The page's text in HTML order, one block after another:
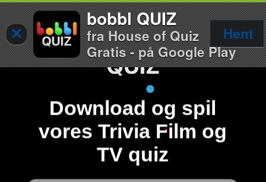
×
bobbl QUIZ
fra House of Quiz
Gratis - på Google Play
Hent
Download og spil
vores Trivia Film og
TV quiz